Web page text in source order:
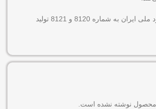
مطابق با استاندارد ملی ایران به شماره 8120 و 8121 تولید
محصول نوشته نشده است.